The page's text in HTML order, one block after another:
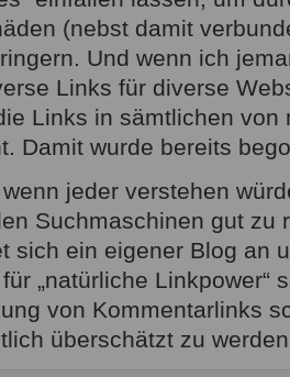
(nebst damit
Und wenn ich
Links für diverse
Links in sämtlichen von
Damit wurde bereits
jeder verstehen
Suchmaschinen gut zu
sich ein eigener Blog an
„natürliche Linkpower“
von Kommentarlinks
überschätzt zu